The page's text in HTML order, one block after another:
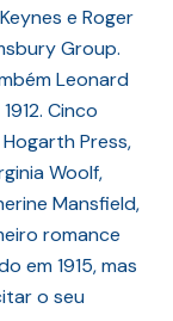
e Roger
Group.
Leonard
Cinco
Press,
Woolf,
Mansfield,
romance
em 1915, mas
o seu